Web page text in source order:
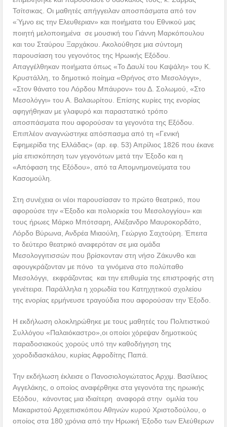
Τσίτσικας. Οι μαθητές απήγγειλαν αποσπάσματα από τον
«Ύμνο εις την Ελευθεριαν» και ποιήματα του Εθνικού μας
ποιητή μελοποιημένα σε μουσική του Γιάννη Μαρκόπουλου
και του Σταύρου Ξαρχάκου. Ακολούθησε μια σύντομη
παρουσίαση του γεγονότος της Ηρωικής Εξόδου.
Απαγγέλθηκαν ποιήματα όπως «Το Δαυλί του Καψάλη» του Κ.
Κρυστάλλη, το δημοτικό ποίημα «Θρήνος στο Μεσολόγγι»,
«Στον θάνατο του Λόρδου Μπάυρον» του Δ. Σολωμού, «Στο
Μεσολόγγι» του Α. Βαλαωρίτου. Επίσης κυρίες της ενορίας
αφηγήθηκαν με γλαφυρό και παραστατικό τρόπο
αποσπάσματα που αφορούσαν τα γεγονότα της Εξόδου.
Επιπλέον αναγνώστηκε απόσπασμα από τη «Γενική
Εφημερίδα της Ελλάδας» (αρ. εφ. 53) Απρίλιος 1826 που έκανε
μία επισκόπηση των γεγονότων μετά την Έξοδο και η
«Απόφαση της Εξόδου», από τα Απομνημονεύματα του
Κασομούλη.
Στη συνέχεια οι νέοι παρουσίασαν το πρώτο θεατρικό, που
αφορούσε την «Έξοδο και πολιορκία του Μεσολογγίου» και
τους ήρωες Μάρκο Μπότσαρη, Αλέξανδρο Μαυροκορδάτο,
Λόρδο Βύρωνα, Ανδρέα Μιαούλη, Γεώργιο Σαχτούρη. Έπειτα
το δεύτερο θεατρικό αναφερόταν σε μια ομάδα
Μεσολογγιτισσών που βρίσκονταν στη νήσο Ζάκυνθο και
αφουγκράζονταν με πόνο τα γινόμενα στο πολύπαθο
Μεσολόγγι, εκφράζοντας και την επιθυμία της επιστροφής στη
γενέτειρα. Παράλληλα η χορωδία του Κατηχητικού σχολείου
της ενορίας ερμήνευσε τραγούδια που αφορούσαν την Έξοδο.
Η εκδήλωση ολοκληρώθηκε με τους μαθητές του Πολιτιστικού
Συλλόγου «Παλαιόκαστρο»,οι οποίοι χόρεψαν δημοτικούς
παραδοσιακούς χορούς υπό την καθοδήγηση της
χοροδιδασκάλου, κυρίας Αφροδίτης Παπά.
Την εκδήλωση έκλεισε ο Πανοσιολογιώτατος Αρχιμ. Βασίλειος
Αγγελάκης, ο οποίος αναφέρθηκε στα γεγονότα της ηρωικής
Εξόδου, κάνοντας μια ιδιαίτερη αναφορά στην ομιλία του
Μακαριστού Αρχιεπισκόπου Αθηνών κυρού Χριστοδούλου, ο
οποίος στα 180 χρόνια από την Ηρωική Έξοδο των Ελεύθερων